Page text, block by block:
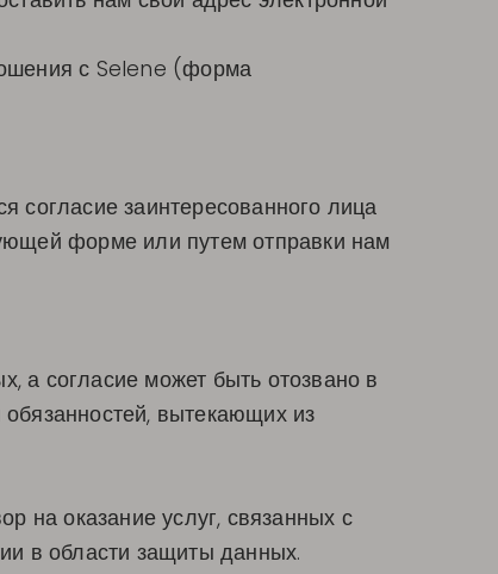
с Selene (форма
согласие заинтересованного лица
форме или путем отправки нам
а согласие может быть отозвано в
вытекающих из
на оказание услуг, связанных с
в области защиты данных.